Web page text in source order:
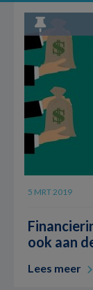
5 MRT 2019
ook aan
Lees meer